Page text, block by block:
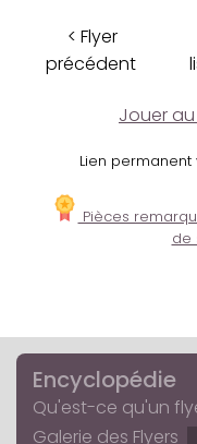
< Flyer
précédent
Jouer
Lien permanent
Pièces
de
Encyclopédie
Qu'est-ce qu'un
Galerie des Flyers